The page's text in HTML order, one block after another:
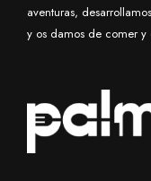
aventuras,
y os damos de comer y